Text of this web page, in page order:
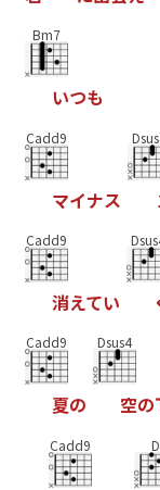
Bm7
いつも
Cadd9
マイナス
Cadd9
消えてい
Cadd9
夏の
Dsus4
空の
Cadd9 D